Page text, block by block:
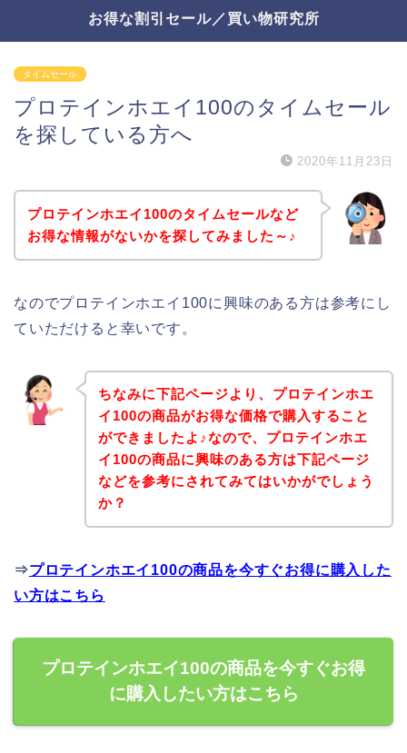
お得な割引セール／買い物研究所
タイムセール
プロテインホエイ100のタイムセール
を探している方へ
2020年11月23日
プロテインホエイ100のタイムセールなど
お得な情報がないかを探してみました～♪
なのでプロテインホエイ100に興味のある方は参考にし
ていただけると幸いです。
ちなみに下記ページより、プロテインホエ
イ100の商品がお得な価格で購入すること
ができましたよ♪なので、プロテインホエ
イ100の商品に興味のある方は下記ページ
などを参考にされてみてはいかがでしょう
か？
⇒プロテインホエイ100の商品を今すぐお得に購入した
い方はこちら
プロテインホエイ100の商品を今すぐお得
に購入したい方はこちら